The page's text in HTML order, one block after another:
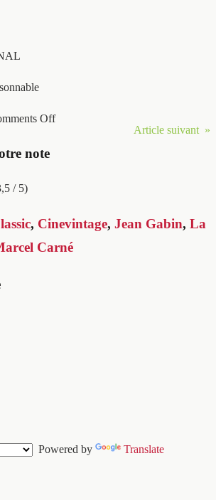
Article suivant »
Off
note
/ 5)
, Cinevintage, Jean Gabin, La
Carné
Powered by Translate